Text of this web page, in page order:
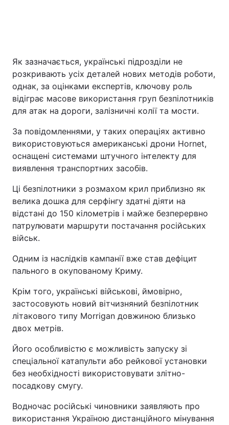
Як зазначається, українські підрозділи не
розкривають усіх деталей нових методів роботи,
однак, за оцінками експертів, ключову роль
відіграє масове використання груп безпілотників
для атак на дороги, залізничні колії та мости.
За повідомленнями, у таких операціях активно
використовуються американські дрони Hornet,
оснащені системами штучного інтелекту для
виявлення транспортних засобів.
Ці безпілотники з розмахом крил приблизно як
велика дошка для серфінгу здатні діяти на
відстані до 150 кілометрів і майже безперервно
патрулювати маршрути постачання російських
військ.
Одним із наслідків кампанії вже став дефіцит
пального в окупованому Криму.
Крім того, українські військові, ймовірно,
застосовують новий вітчизняний безпілотник
літакового типу Morrigan довжиною близько
двох метрів.
Його особливістю є можливість запуску зі
спеціальної катапульти або рейкової установки
без необхідності використовувати злітно-
посадкову смугу.
Водночас російські чиновники заявляють про
використання Україною дистанційного мінування